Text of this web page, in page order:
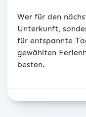
Wer für den
Unterkunft,
für entspannte
gewählten
besten.